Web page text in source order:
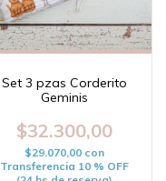
Set 3 pzas Corderito
Geminis
$32.300,00
$29.070,00 con
Transferencia 10 % OFF